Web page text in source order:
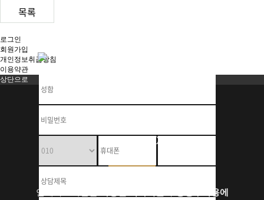
목록
로그인
회원가입
개인정보취급방침
이용약관
상단으로
C L I N I C
연세아르미안은
성형부작용에